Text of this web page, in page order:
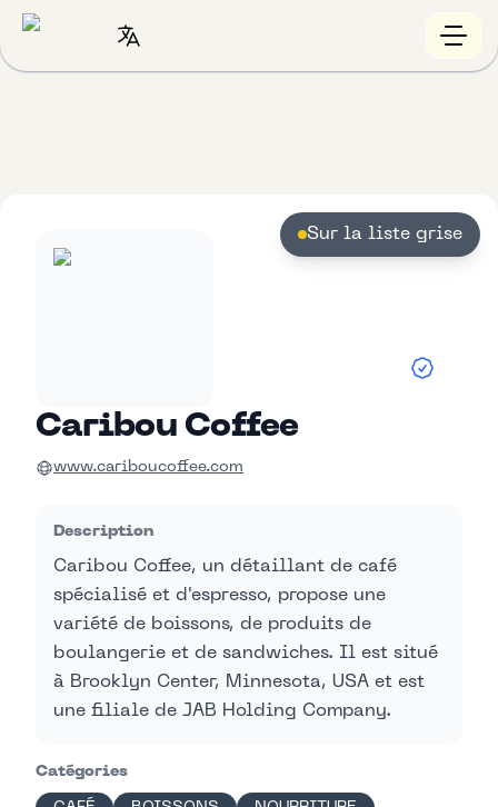
Sur la liste grise
Caribou Coffee
www.cariboucoffee.com
Description
Caribou Coffee, un détaillant de café
spécialisé et d'espresso, propose une
variété de boissons, de produits de
boulangerie et de sandwiches. Il est situé
à Brooklyn Center, Minnesota, USA et est
une filiale de JAB Holding Company.
Catégories